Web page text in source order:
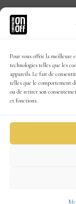
Pour vous offrir la meilleure
technologies telles que les
appareils. Le fait de
telles que le comportement
ou de retirer son
et fonctions.